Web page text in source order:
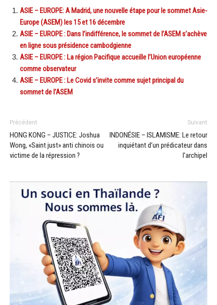
ASIE – EUROPE: A Madrid, une nouvelle étape pour le sommet Asie-
Europe (ASEM) les 15 et 16 décembre
ASIE – EUROPE : Dans l’indifférence, le sommet de l’ASEM s’achève
en ligne sous présidence cambodgienne
ASIE – EUROPE : La région Pacifique accueille l’Union européenne
comme observateur
ASIE – EUROPE : Le Covid s’invite comme sujet principal du
sommet de l’ASEM
Précédent
HONG KONG – JUSTICE: Joshua
Wong, «Saint just» anti chinois ou
victime de la répression ?
Suivant
INDONÉSIE – ISLAMISME: Le retour
inquiétant d’un prédicateur dans
l’archipel